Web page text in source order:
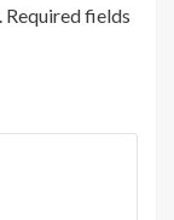
Required fields